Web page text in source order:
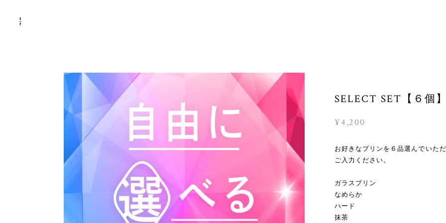
SELECT SET【６個】
¥4,200
お好きなプリンを６品選んでいただ
ご入力ください。
ガラスプリン
なめらか
ハード
抹茶